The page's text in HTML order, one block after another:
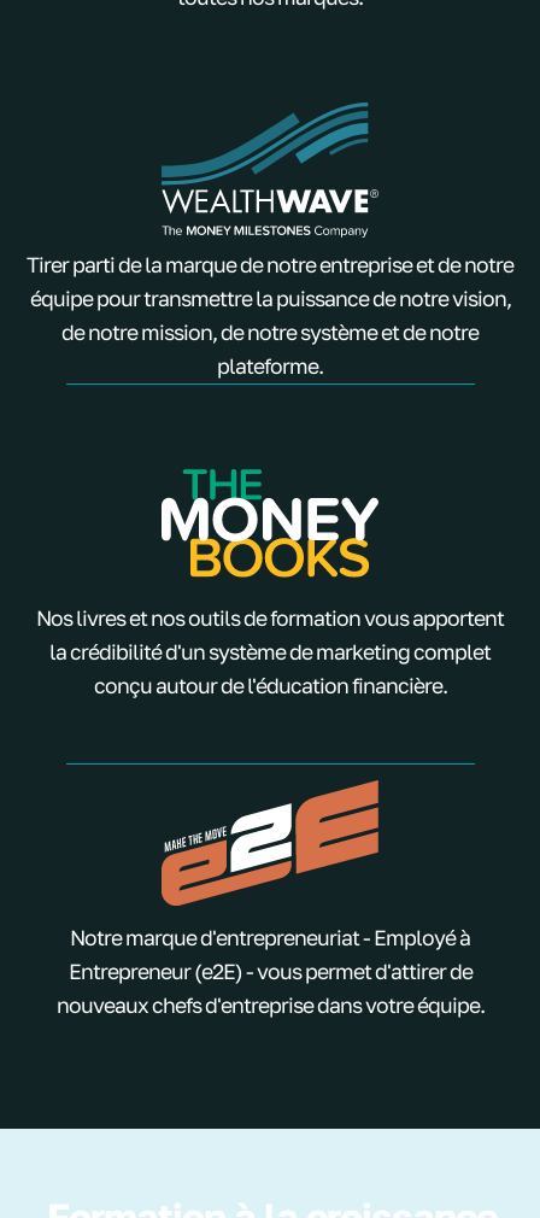
Tirer parti de la marque de notre entreprise et de notre
équipe pour transmettre la puissance de notre vision,
de notre mission, de notre système et de notre
plateforme.
Nos livres et nos outils de formation vous apportent
la crédibilité d'un système de marketing complet
conçu autour de l'éducation financière.
Notre marque d'entrepreneuriat - Employé à
Entrepreneur (e2E) - vous permet d'attirer de
nouveaux chefs d'entreprise dans votre équipe.